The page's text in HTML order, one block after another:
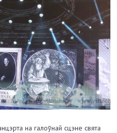
на галоўнай сцэне свята